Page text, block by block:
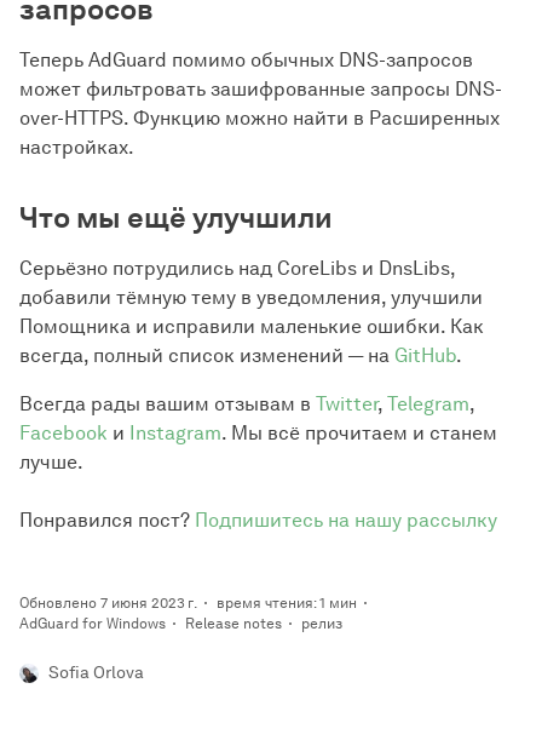
запросов
Теперь AdGuard помимо обычных DNS-запросов
может фильтровать зашифрованные запросы DNS-
over-HTTPS. Функцию можно найти в Расширенных
настройках.
Что мы ещё улучшили
Серьёзно потрудились над CoreLibs и DnsLibs,
добавили тёмную тему в уведомления, улучшили
Помощника и исправили маленькие ошибки. Как
всегда, полный список изменений — на GitHub.
Всегда рады вашим отзывам в Twitter, Telegram,
Facebook и Instagram. Мы всё прочитаем и станем
лучше.
Понравился пост? Подпишитесь на нашу рассылку
Обновлено 7 июня 2023 г.
время чтения: 1 мин
AdGuard for Windows
Release notes релиз
Sofia Orlova